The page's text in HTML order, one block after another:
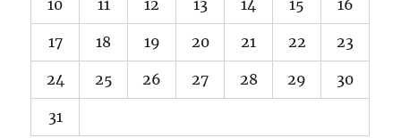
10 11 12 13 14 15 16
17 18 19 20 21 22 23
24 25 26 27 28 29 30
31